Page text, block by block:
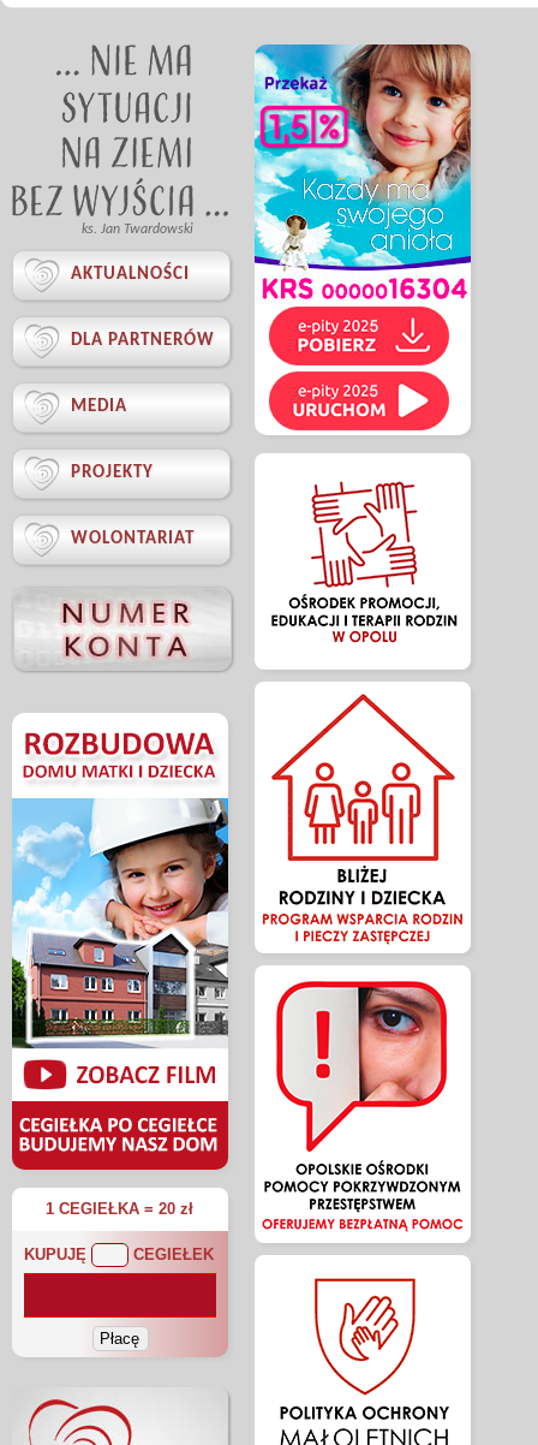
ks. Jan Twardowski
 AKTUALNOŚCI
 DLA PARTNERÓW
 MEDIA
 PROJEKTY
 WOLONTARIAT
1 CEGIEŁKA = 20 zł
KUPUJĘ CEGIEŁEK